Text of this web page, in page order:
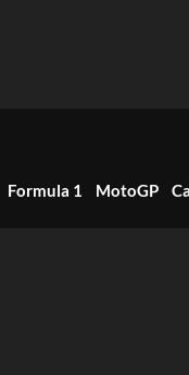
Formula 1 MotoGP